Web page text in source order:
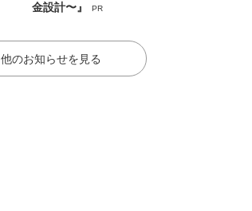
金設計〜』
PR
他のお知らせを見る